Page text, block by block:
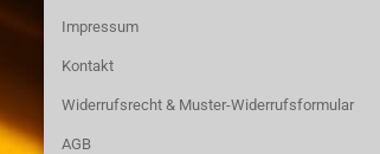
Impressum
Kontakt
Widerrufsrecht & Muster-Widerrufsformular
AGB